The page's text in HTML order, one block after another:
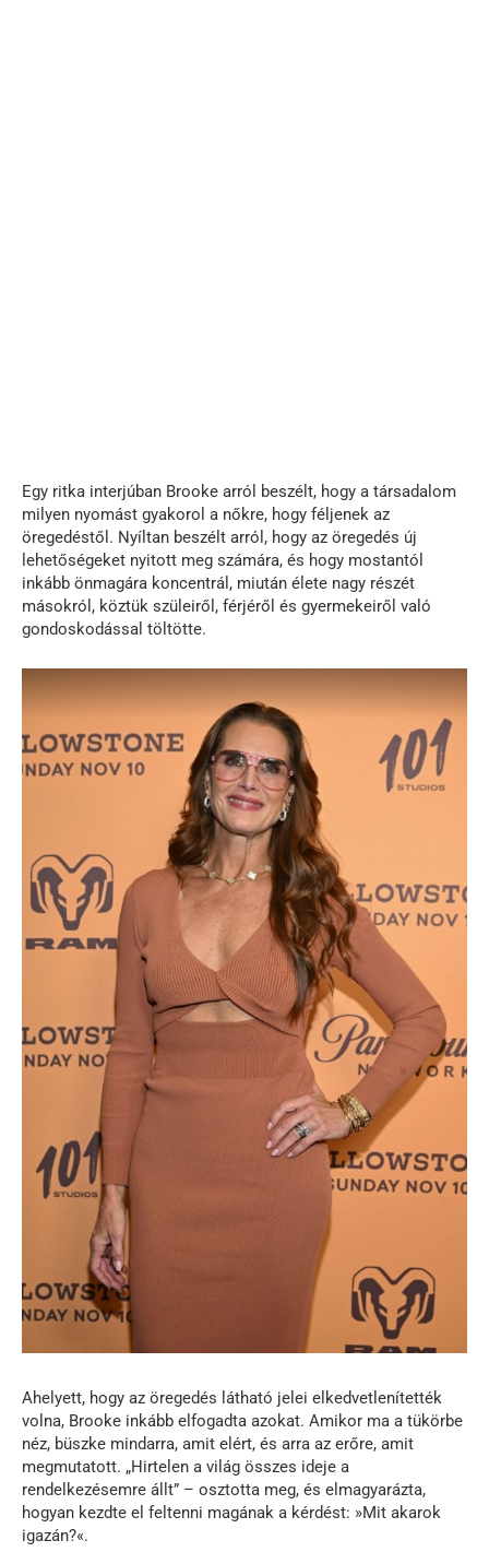
Egy ritka interjúban Brooke arról beszélt, hogy a társadalom
milyen nyomást gyakorol a nőkre, hogy féljenek az
öregedéstől. Nyíltan beszélt arról, hogy az öregedés új
lehetőségeket nyitott meg számára, és hogy mostantól
inkább önmagára koncentrál, miután élete nagy részét
másokról, köztük szüleiről, férjéről és gyermekeiről való
gondoskodással töltötte.
Ahelyett, hogy az öregedés látható jelei elkedvetlenítették
volna, Brooke inkább elfogadta azokat. Amikor ma a tükörbe
néz, büszke mindarra, amit elért, és arra az erőre, amit
megmutatott. „Hirtelen a világ összes ideje a
rendelkezésemre állt” – osztotta meg, és elmagyarázta,
hogyan kezdte el feltenni magának a kérdést: »Mit akarok
igazán?«.